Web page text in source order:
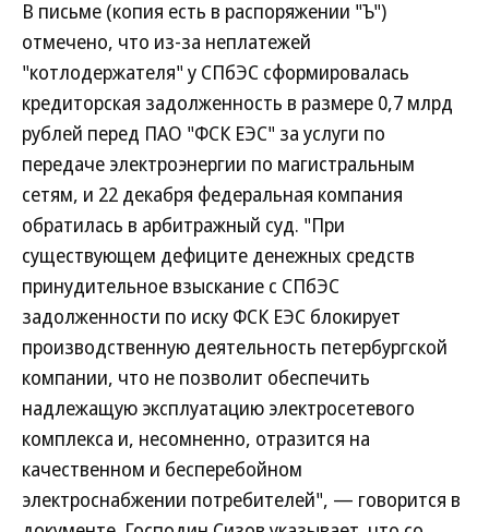
В письме (копия есть в распоряжении "Ъ")
отмечено, что из-за неплатежей
"котлодержателя" у СПбЭС сформировалась
кредиторская задолженность в размере 0,7 млрд
рублей перед ПАО "ФСК ЕЭС" за услуги по
передаче электроэнергии по магистральным
сетям, и 22 декабря федеральная компания
обратилась в арбитражный суд. "При
существующем дефиците денежных средств
принудительное взыскание с СПбЭС
задолженности по иску ФСК ЕЭС блокирует
производственную деятельность петербургской
компании, что не позволит обеспечить
надлежащую эксплуатацию электросетевого
комплекса и, несомненно, отразится на
качественном и бесперебойном
электроснабжении потребителей", — говорится в